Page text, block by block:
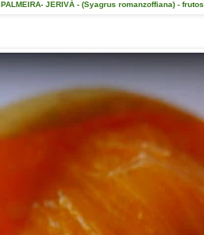
PALMEIRA- JERIVÁ - (Syagrus romanzoffiana) - frutos